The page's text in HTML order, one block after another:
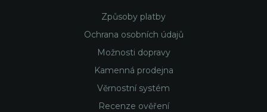
Způsoby platby
Ochrana osobních údajů
Možnosti dopravy
Kamenná prodejna
Věrnostní systém
Recenze ověření